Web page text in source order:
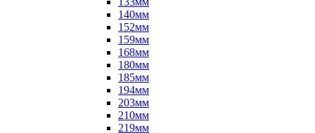
140мм
152мм
159мм
168мм
180мм
185мм
194мм
203мм
210мм
219мм